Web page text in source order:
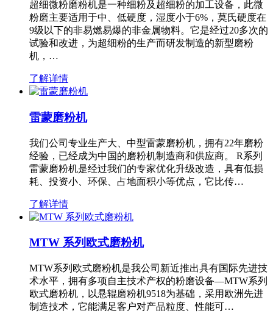
超细微粉磨粉机是一种细粉及超细粉的加工设备，此微
粉磨主要适用于中、低硬度，湿度小于6%，莫氏硬度在
9级以下的非易燃易爆的非金属物料。它是经过20多次的
试验和改进，为超细粉的生产而研发制造的新型磨粉
机，…
了解详情
雷蒙磨粉机
我们公司专业生产大、中型雷蒙磨粉机，拥有22年磨粉
经验，已经成为中国的磨粉机制造商和供应商。 R系列
雷蒙磨粉机是经过我们的专家优化升级改造，具有低损
耗、投资小、环保、占地面积小等优点，它比传…
了解详情
MTW 系列欧式磨粉机
MTW系列欧式磨粉机是我公司新近推出具有国际先进技
术水平，拥有多项自主技术产权的粉磨设备—MTW系列
欧式磨粉机，以悬辊磨粉机9518为基础，采用欧洲先进
制造技术，它能满足客户对产品粒度、性能可…